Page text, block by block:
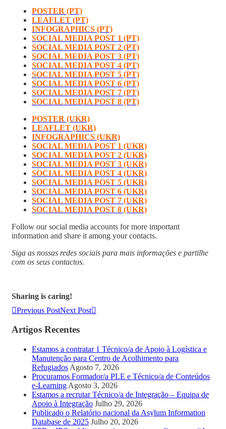
POSTER (PT)
LEAFLET (PT)
INFOGRAPHICS (PT)
SOCIAL MEDIA POST 1 (PT)
SOCIAL MEDIA POST 2 (PT)
SOCIAL MEDIA POST 3 (PT)
SOCIAL MEDIA POST 4 (PT)
SOCIAL MEDIA POST 5 (PT)
SOCIAL MEDIA POST 6 (PT)
SOCIAL MEDIA POST 7 (PT)
SOCIAL MEDIA POST 8 (PT)
POSTER (UKR)
LEAFLET (UKR)
INFOGRAPHICS (UKR)
SOCIAL MEDIA POST 1 (UKR)
SOCIAL MEDIA POST 2 (UKR)
SOCIAL MEDIA POST 3 (UKR)
SOCIAL MEDIA POST 4 (UKR)
SOCIAL MEDIA POST 5 (UKR)
SOCIAL MEDIA POST 6 (UKR)
SOCIAL MEDIA POST 7 (UKR)
SOCIAL MEDIA POST 8 (UKR)
Follow our social media accounts for more important
information and share it among your contacts.
Siga as nossas redes sociais para mais informações e partilhe
com os seus contactos.
Sharing is caring!
Previous PostNext Post
Artigos Recentes
Estamos a contratar 1 Técnico/a de Apoio à Logística e
Manutenção para Centro de Acolhimento para
Refugiados Agosto 7, 2026
Procuramos Formador/a PLE e Técnico/a de Conteúdos
e-Learning Agosto 3, 2026
Estamos a recrutar Técnico/a de Integração – Equipa de
Apoio à Integração Julho 29, 2026
Publicado o Relatório nacional da Asylum Information
Database de 2025 Julho 20, 2026